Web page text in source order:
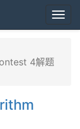
4解题